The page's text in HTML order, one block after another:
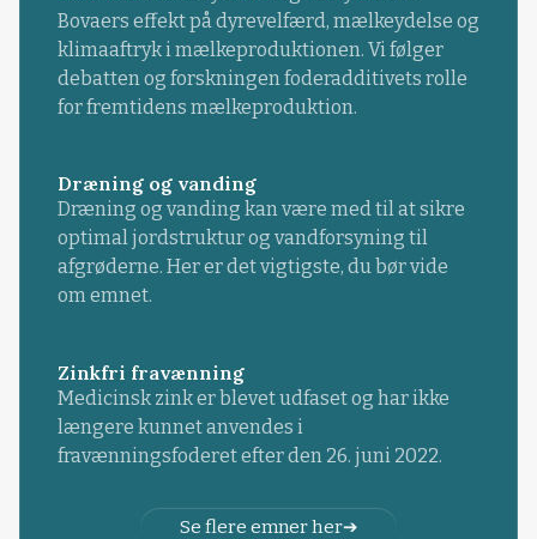
Bovaers effekt på dyrevelfærd, mælkeydelse og
klimaaftryk i mælkeproduktionen. Vi følger
debatten og forskningen foderadditivets rolle
for fremtidens mælkeproduktion.
Dræning og vanding
Dræning og vanding kan være med til at sikre
optimal jordstruktur og vandforsyning til
afgrøderne. Her er det vigtigste, du bør vide
om emnet.
Zinkfri fravænning
Medicinsk zink er blevet udfaset og har ikke
længere kunnet anvendes i
fravænningsfoderet efter den 26. juni 2022.
Se flere emner her